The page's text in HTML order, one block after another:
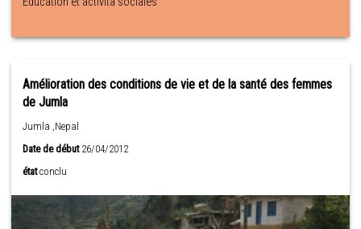
Amélioration des conditions de vie et de la santé des femmes
de Jumla
Jumla ,Nepal
Date de début26/04/2012
état conclu